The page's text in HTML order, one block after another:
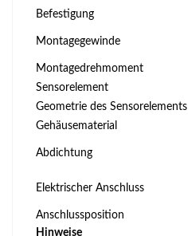
Befestigung
Montagegewinde
Montagedrehmoment
Sensorelement
Geometrie des Sensorelements
Gehäusematerial
Abdichtung
Elektrischer Anschluss
Anschlussposition
Hinweise